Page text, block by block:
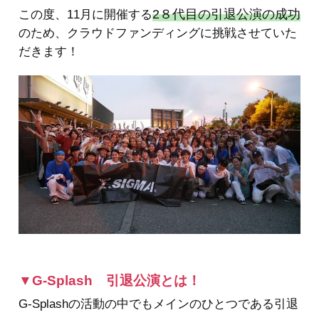
この度、11月に開催する2８代目の引退公演の成功
のため、クラウドファンディングに挑戦させていた
だきます！
▼G-Splash 引退公演とは！
G-Splashの活動の中でもメインのひとつである引退